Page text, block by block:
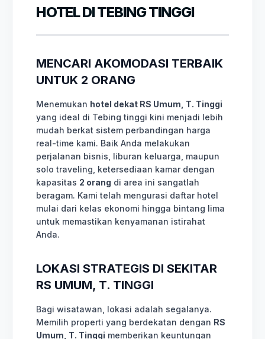
HOTEL DI TEBING TINGGI
MENCARI AKOMODASI TERBAIK
UNTUK 2 ORANG
Menemukan hotel dekat RS Umum, T. Tinggi
yang ideal di Tebing tinggi kini menjadi lebih
mudah berkat sistem perbandingan harga
real-time kami. Baik Anda melakukan
perjalanan bisnis, liburan keluarga, maupun
solo traveling, ketersediaan kamar dengan
kapasitas 2 orang di area ini sangatlah
beragam. Kami telah mengurasi daftar hotel
mulai dari kelas ekonomi hingga bintang lima
untuk memastikan kenyamanan istirahat
Anda.
LOKASI STRATEGIS DI SEKITAR
RS UMUM, T. TINGGI
Bagi wisatawan, lokasi adalah segalanya.
Memilih properti yang berdekatan dengan RS
Umum, T. Tinggi memberikan keuntungan